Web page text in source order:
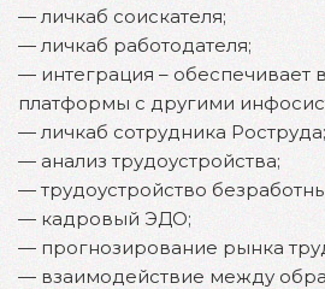
— личкаб соискателя;
— личкаб работодателя;
— интеграция – обеспечивает
платформы с другими
— личкаб сотрудника Роструда;
— анализ трудоустройства;
— трудоустройство
— кадровый ЭДО;
— прогнозирование рынка
— взаимодействие между